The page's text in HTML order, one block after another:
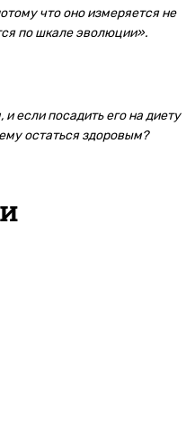
что оно измеряется не
по шкале эволюции».
если посадить его на диету
остаться здоровым?